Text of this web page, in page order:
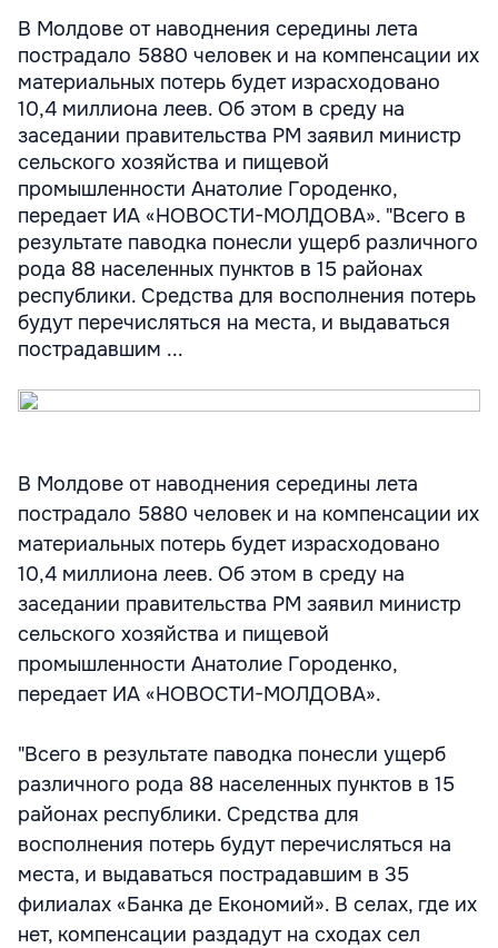
В Молдове от наводнения середины лета
пострадало 5880 человек и на компенсации их
материальных потерь будет израсходовано
10,4 миллиона леев. Об этом в среду на
заседании правительства РМ заявил министр
сельского хозяйства и пищевой
промышленности Анатолие Городенко,
передает ИА «НОВОСТИ-МОЛДОВА». "Всего в
результате паводка понесли ущерб различного
рода 88 населенных пунктов в 15 районах
республики. Средства для восполнения потерь
будут перечисляться на места, и выдаваться
пострадавшим ...
В Молдове от наводнения середины лета
пострадало 5880 человек и на компенсации их
материальных потерь будет израсходовано
10,4 миллиона леев. Об этом в среду на
заседании правительства РМ заявил министр
сельского хозяйства и пищевой
промышленности Анатолие Городенко,
передает ИА «НОВОСТИ-МОЛДОВА».
"Всего в результате паводка понесли ущерб
различного рода 88 населенных пунктов в 15
районах республики. Средства для
восполнения потерь будут перечисляться на
места, и выдаваться пострадавшим в 35
филиалах «Банка де Економий». В селах, где их
нет, компенсации раздадут на сходах сел